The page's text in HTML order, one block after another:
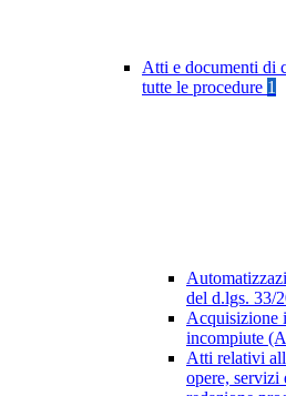
Atti e documenti di
tutte le procedure 1
del d.lgs. 33/
Acquisizione
incompiute
Atti relativi
opere, servizi